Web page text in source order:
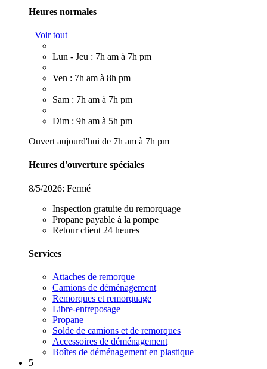
Heures normales
Voir tout
Lun - Jeu : 7h am à 7h pm
Ven : 7h am à 8h pm
Sam : 7h am à 7h pm
Dim : 9h am à 5h pm
Ouvert aujourd'hui de 7h am à 7h pm
Heures d'ouverture spéciales
8/5/2026: Fermé
Inspection gratuite du remorquage
Propane payable à la pompe
Retour client 24 heures
Services
Attaches de remorque
Camions de déménagement
Remorques et remorquage
Libre-entreposage
Propane
Solde de camions et de remorques
Accessoires de déménagement
Boîtes de déménagement en plastique
5